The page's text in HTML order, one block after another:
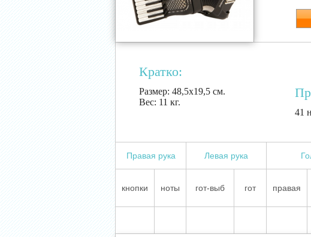
Кратко:
Размер: 48,5х19,5 см.
Вес: 11 кг.
41
Правая рука Левая рука
кнопки ноты гот-выб гот правая